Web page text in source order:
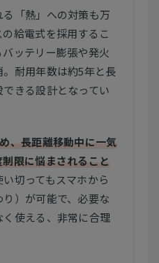
「熱」への対策も万
給電式を採用するこ
ッテリー膨張や発火
耐用年数は約5年と長
きる設計となってい
、長距離移動中に一気
限に悩まされること
い切ってもスマホから
）が可能で、必要な
使える、非常に合理